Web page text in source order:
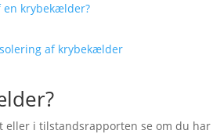
en krybekælder?
af krybekælder
eller i tilstandsrapporten se om du